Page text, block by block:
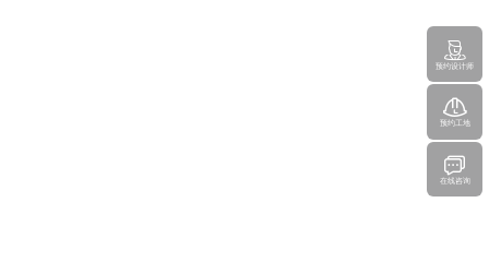
预约设计师
预约工地
在线咨询